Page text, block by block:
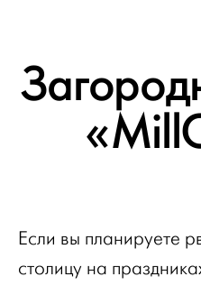
Если вы планируете
столицу на